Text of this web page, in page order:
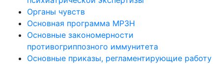
Органы чувств
Основная программа МРЗН
Основные закономерности
противогриппозного иммунитета
Основные приказы, регламентирующие работу